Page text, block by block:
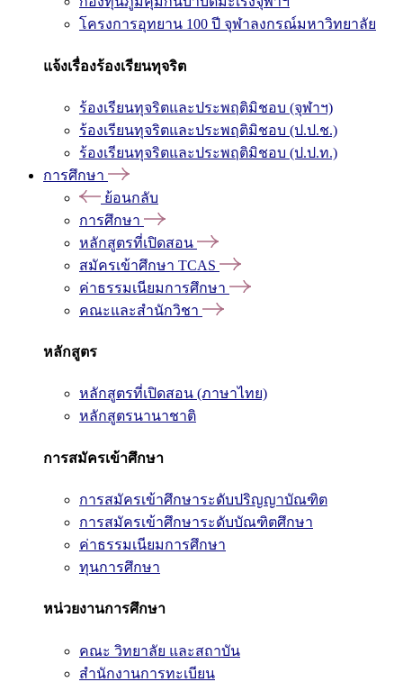
โครงการอุทยาน 100 ปี จุฬาลงกรณ์มหาวิทยาลัย
แจ้งเรื่องร้องเรียนทุจริต
ร้องเรียนทุจริตและประพฤติมิชอบ (จุฬาฯ)
ร้องเรียนทุจริตและประพฤติมิชอบ (ป.ป.ช.)
ร้องเรียนทุจริตและประพฤติมิชอบ (ป.ป.ท.)
การศึกษา
ย้อนกลับ
การศึกษา
หลักสูตรที่เปิดสอน
สมัครเข้าศึกษา TCAS
ค่าธรรมเนียมการศึกษา
คณะและสำนักวิชา
หลักสูตร
หลักสูตรที่เปิดสอน (ภาษาไทย)
หลักสูตรนานาชาติ
การสมัครเข้าศึกษา
การสมัครเข้าศึกษาระดับปริญญาบัณฑิต
การสมัครเข้าศึกษาระดับบัณฑิตศึกษา
ค่าธรรมเนียมการศึกษา
ทุนการศึกษา
หน่วยงานการศึกษา
คณะ วิทยาลัย และสถาบัน
สำนักงานการทะเบียน